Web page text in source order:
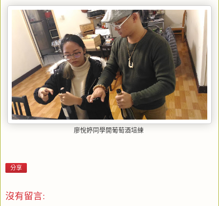
廖悅婷同學開葡萄酒培練
分享
沒有留言: